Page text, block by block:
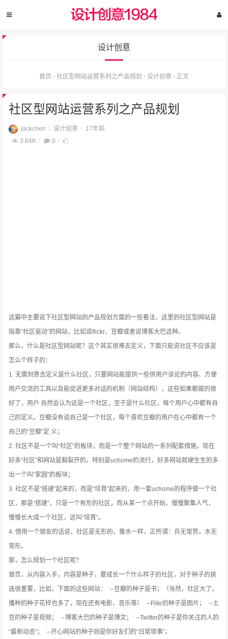
设计创意
首页 - 社区型网站运营系列之产品规划 - 设计创意 - 正文
社区型网站运营系列之产品规划
jackchen 设计创意
17年前
3.64K
0
这篇中主要说下社区型网站的产品规划方面的一些看法，这里的社区型网站是
指靠“社区驱动”的网站，比如说flickr、豆瓣或者说博客大巴这种。
那么，什么是社区型网站呢？这个其实很难去定义，下面只能说社区不应该是
怎么个样子的：
1. 无需刻意去定义是什么社区，只要网站能提供一些供用户谈论的内容、方便
用户交流的工具以及能促进更多对话的机制（网站结构），这些如果都做的很
好了，用户 自然会认为这是一个社区，至于是什么社区，每个用户心中都有自
己的定义。豆瓣没有说自己是一个社区，每个喜欢豆瓣的用户在心中都有一个
自己的“豆瓣”定 义；
2. 社区不是一个叫“社区”的板块，而是一个整个网站的一系列配套措施，现在
好多“社区”和网站是豁裂开的，特别是uchome的流行，好多网站就硬生生的多
出一个叫“家园”的板块；
3. 社区不是“搭建”起来的，而是“培育”起来的，用一套uchome的程序做一个社
区，那是“搭建”，只是一个有形的社区，而从某一个点开始，慢慢聚集人气，
慢慢长大成一个社区，这叫“培育”。
4. 借用一个朋友的话说，社区是无形的，像水一样，正所谓：兵无常势，水无
常形。
那，怎么规划一个社区呢？
首页，从内容入手，内容是种子，要成长一个什么样子的社区，对于种子的挑
选很重要，比如，下面的这些网站： --豆瓣的种子是书；（当然，社区大了，
播种的种子花样也多了，现在还有电影、音乐等） --Flikr的种子是图片； --土
豆的种子是视频； --博客大巴的种子是博文； --Twitter的种子是你关注的人的
“最新动态”； --开心网站的种子则是你好友们的“日常琐事”。